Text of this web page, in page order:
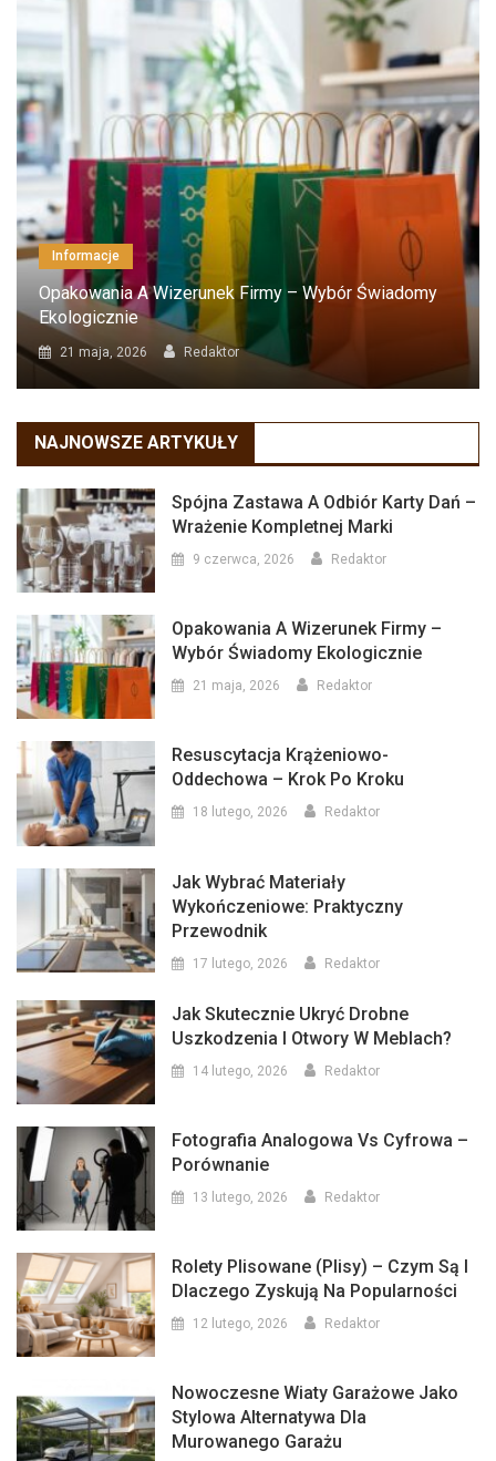
Informacje
Opakowania A Wizerunek Firmy – Wybór Świadomy
Ekologicznie
21 maja, 2026 Redaktor
NAJNOWSZE ARTYKUŁY
Spójna Zastawa A Odbiór Karty Dań –
Wrażenie Kompletnej Marki
9 czerwca, 2026 Redaktor
Opakowania A Wizerunek Firmy –
Wybór Świadomy Ekologicznie
21 maja, 2026 Redaktor
Resuscytacja Krążeniowo-
Oddechowa – Krok Po Kroku
18 lutego, 2026 Redaktor
Jak Wybrać Materiały
Wykończeniowe: Praktyczny
Przewodnik
17 lutego, 2026 Redaktor
Jak Skutecznie Ukryć Drobne
Uszkodzenia I Otwory W Meblach?
14 lutego, 2026 Redaktor
Fotografia Analogowa Vs Cyfrowa –
Porównanie
13 lutego, 2026 Redaktor
Rolety Plisowane (plisy) – Czym Są I
Dlaczego Zyskują Na Popularności
12 lutego, 2026 Redaktor
Nowoczesne Wiaty Garażowe Jako
Stylowa Alternatywa Dla
Murowanego Garażu